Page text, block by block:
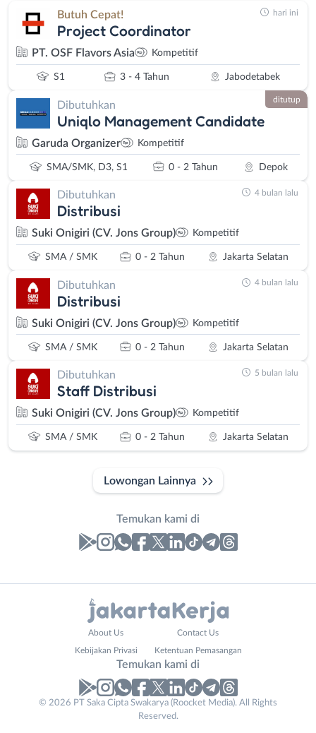
Butuh Cepat!
Project Coordinator
PT. OSF Flavors Asia Kompetitif
S1 3 - 4 Tahun Jabodetabek
hari ini
Dibutuhkan
Uniqlo Management Candidate
Garuda Organizer Kompetitif
SMA/SMK, D3, S1 0 - 2 Tahun Depok
ditutup
Dibutuhkan
Distribusi
Suki Onigiri (CV. Jons Group) Kompetitif
SMA / SMK 0 - 2 Tahun Jakarta Selatan
4 bulan lalu
Dibutuhkan
Distribusi
Suki Onigiri (CV. Jons Group) Kompetitif
SMA / SMK 0 - 2 Tahun Jakarta Selatan
4 bulan lalu
Dibutuhkan
Staff Distribusi
Suki Onigiri (CV. Jons Group) Kompetitif
SMA / SMK 0 - 2 Tahun Jakarta Selatan
5 bulan lalu
Lowongan Lainnya
Temukan kami di
No. Telp /
About Us Contact Us
Kebijakan Privasi Ketentuan Pemasangan
Temukan kami di
© 2026 PT Saka Cipta Swakarya (Roocket Media). All Rights
Reserved.